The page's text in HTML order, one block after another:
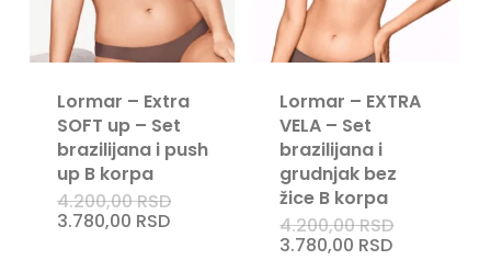
Lormar – Extra
SOFT up – Set
brazilijana i push
up B korpa
4.200,00RSDOriginalna
cena
3.780,00 RSDTrenutna
Lormar – EXTRA
VELA – Set
brazilijana i
grudnjak bez
žice B korpa
4.200,00RSDOriginalna
3.780,00 RSDTrenutna